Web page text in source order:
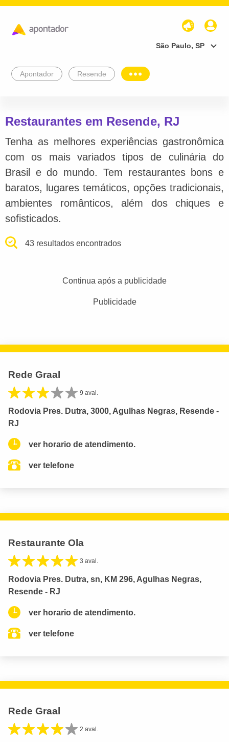
São Paulo, SP
Apontador Resende
Restaurantes em Resende, RJ
Tenha as melhores experiências gastronômica
com os mais variados tipos de culinária do
Brasil e do mundo. Tem restaurantes bons e
baratos, lugares temáticos, opções tradicionais,
ambientes românticos, além dos chiques e
sofisticados.
43 resultados encontrados
Continua após a publicidade
Publicidade
Rede Graal
9 aval.
Rodovia Pres. Dutra, 3000, Agulhas Negras, Resende -
RJ
ver horario de atendimento.
ver telefone
Restaurante Ola
3 aval.
Rodovia Pres. Dutra, sn, KM 296, Agulhas Negras,
Resende - RJ
ver horario de atendimento.
ver telefone
Rede Graal
2 aval.